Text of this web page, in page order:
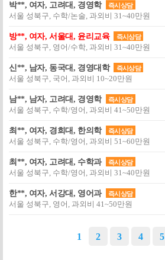
박**, 여자, 고려대, 경영학 즉시상담
서울 성북구, 수학/논술, 과외비 31~40만원
방**, 여자, 서울대, 윤리교육 즉시상담
서울 성북구, 영어/수학, 과외비 31~40만원
신**, 남자, 동국대, 경영대학 즉시상담
서울 성북구, 국어, 과외비 10~20만원
남**, 남자, 고려대, 경영학 즉시상담
서울 성북구, 수학/영어, 과외비 41~50만원
최**, 여자, 경희대, 한의학 즉시상담
서울 성북구, 수학/영어, 과외비 51~60만원
최**, 여자, 고려대, 수학과 즉시상담
서울 성북구, 수학/영어, 과외비 31~40만원
한**, 여자, 서강대, 영어과 즉시상담
서울 성북구, 영어, 과외비 41~50만원
1 2 3 4 5